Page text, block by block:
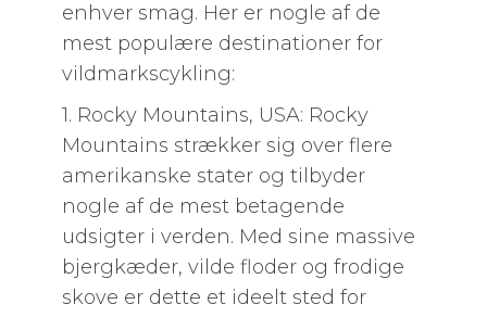
enhver smag. Her er nogle af de
mest populære destinationer for
vildmarkscykling:
1. Rocky Mountains, USA: Rocky
Mountains strækker sig over flere
amerikanske stater og tilbyder
nogle af de mest betagende
udsigter i verden. Med sine massive
bjergkæder, vilde floder og frodige
skove er dette et ideelt sted for